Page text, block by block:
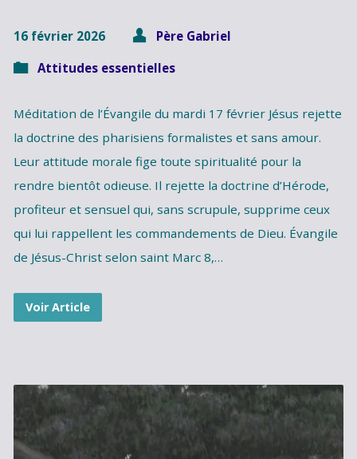
16 février 2026
Père Gabriel
Attitudes essentielles
Méditation de l’Évangile du mardi 17 février Jésus rejette
la doctrine des pharisiens formalistes et sans amour.
Leur attitude morale fige toute spiritualité pour la
rendre bientôt odieuse. Il rejette la doctrine d’Hérode,
profiteur et sensuel qui, sans scrupule, supprime ceux
qui lui rappellent les commandements de Dieu. Évangile
de Jésus-Christ selon saint Marc 8,…
Voir Article